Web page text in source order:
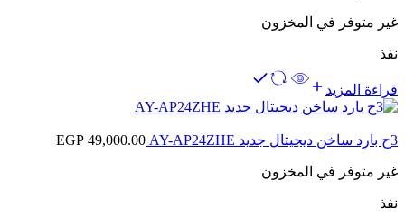
غير متوفر في المخزون
نفذ
قراءة المزيد
3ح بارد ساخن ديجيتال جديد AY-AP24ZHE EGP 49,000.00
غير متوفر في المخزون
نفذ